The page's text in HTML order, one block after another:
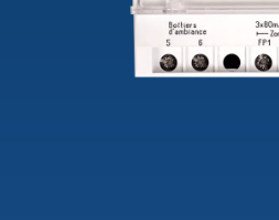
Détecteurs de
Contrôle du temps et
Références
Contrôle du temps et
Commande
Système pour maison
Médiathèque
Commande de